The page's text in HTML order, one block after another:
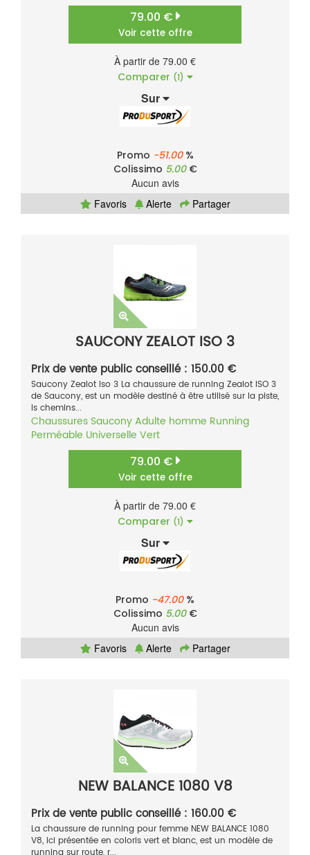
79.00 €
Voir cette offre
À partir de 79.00 €
Comparer (1)
Sur
Promo -51.00%
Colissimo 5.00€
Aucun avis
Favoris
Alerte Partager
SAUCONY ZEALOT ISO 3
Prix de vente public conseillé : 150.00 €
Saucony Zealot Iso 3 La chaussure de running Zealot ISO 3
de Saucony, est un modèle destiné à être utilisé sur la piste,
ls chemins...
Chaussures SauconyAdulte homme Running
Perméable Universelle Vert
79.00 €
Voir cette offre
À partir de 79.00 €
Comparer (1)
Sur
Promo -47.00%
Colissimo 5.00€
Aucun avis
Favoris
Alerte Partager
NEW BALANCE 1080 V8
Prix de vente public conseillé : 160.00 €
La chaussure de running pour femme NEW BALANCE 1080
V8, ici présentée en coloris vert et blanc, est un modèle de